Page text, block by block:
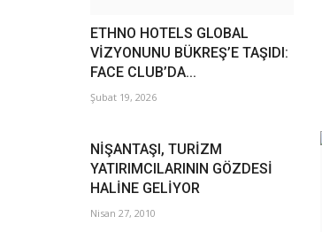
ETHNO HOTELS GLOBAL
VİZYONUNU BÜKREŞ’E TAŞIDI:
FACE CLUB’DA...
Şubat 19, 2026
NİŞANTAŞI, TURİZM
YATIRIMCILARININ GÖZDESİ
HALİNE GELİYOR
Nisan 27, 2010